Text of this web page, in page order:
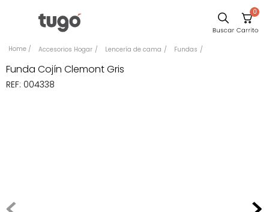
0
Accesorios Hogar Lencería de cama Fundas
Funda Cojín Clemont Gris
REF: 004338
Comedor
Escritorio